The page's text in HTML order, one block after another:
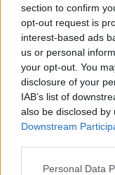
section to confirm
opt-out request is
interest-based ads
us or personal
your opt-out. You
disclosure of your
IAB’s list of
also be disclosed
Downstream
Personal Data
pluszban
benchmarkja,
hét első napját.
nyerte a napot,
azonban
közelébe
A régióban a
RTS 0.4%-kal